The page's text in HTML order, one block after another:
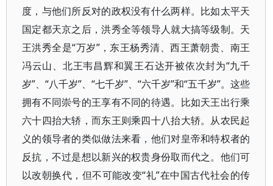
度，与他们所反对的政权没有什么两样。比如太平天
国定都天京之后，洪秀全等领导人就大搞等级制。天
王洪秀全是“万岁”，东王杨秀清、西王萧朝贵、南王
冯云山、北王韦昌辉和翼王石达开被依次封为“九千
岁”、“八千岁”、“七千岁”、“六千岁”和“五千岁”。这些
拥有不同崇号的王享有不同的待遇。比如天王出行乘
六十四抬大轿，而东王则乘四十八抬大轿。从农民起
义的领导者的类似做法来看，他们对皇帝和特权者的
反抗，不过是想以新兴的权贵身份取而代之。他们可
以改朝换代，但不可能改变“礼”在中国古代社会的传